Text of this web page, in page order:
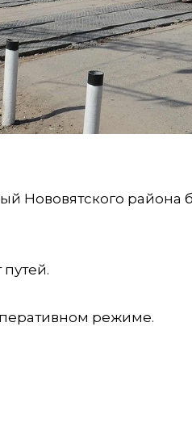
Нововятского района
режиме.